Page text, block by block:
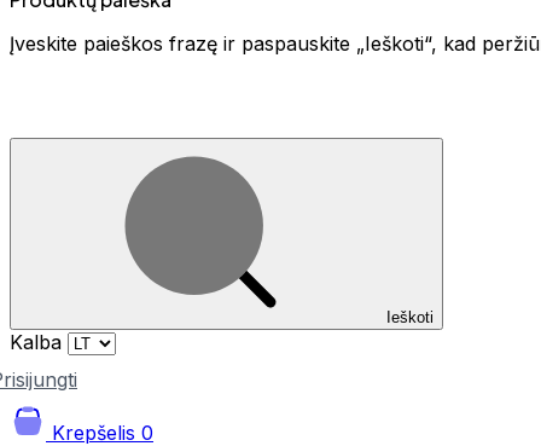
Įveskite paieškos frazę ir paspauskite „Ieškoti“, kad
Ieškoti
Kalba
Krepšelis 0